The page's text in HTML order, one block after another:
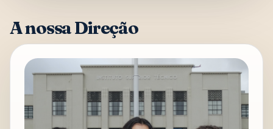
A nossa Direção